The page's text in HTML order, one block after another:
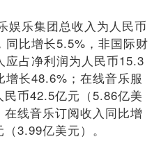
娱乐集团总收入为人民币
同比增长5.5% ， 非国际财
占净利润为人民币15.3
增长48.6% ；在线音乐服
民币42.5亿元（5.86亿美
在线音乐订阅收入同比增
（3.99亿美元）。